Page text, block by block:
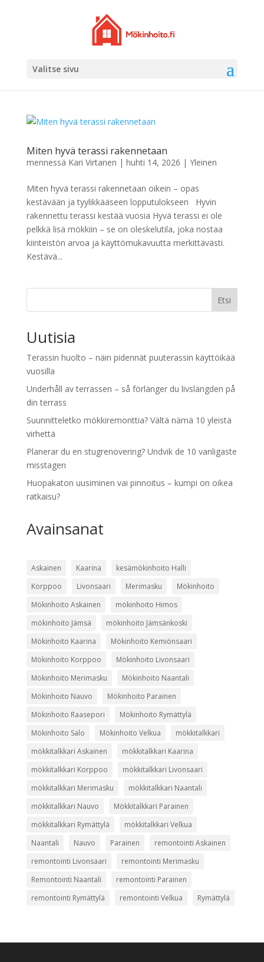
Valitse sivu
Miten hyvä terassi rakennetaan
mennessä Kari Virtanen | huhti 14, 2026 | Yleinen
Miten hyvä terassi rakennetaan oikein – opas
kestävään ja tyylikkääseen lopputulokseen Hyvin
rakennettu terassi kestää vuosia Hyvä terassi ei ole
pelkkä lisä mökkiin – se on oleskelutila, joka nostaa
kiinteistön arvoa ja käyttömukavuutta merkittävästi.
Kestävä...
Etsi
Uutisia
Terassin huolto – näin pidennät puuterassin käyttöikää
vuosilla
Underhåll av terrassen – så förlänger du livslängden på
din terrass
Suunnitteletko mökkiremonttia? Vältä nämä 10 yleistä
virhettä
Planerar du en stugrenovering? Undvik de 10 vanligaste
misstagen
Huopakaton uusiminen vai pinnoitus – kumpi on oikea
ratkaisu?
Avainsanat
Askainen Kaarina
kesämökinhoito Halli
Korppoo
Livonsaari Merimasku
Mökinhoito
Mökinhoito Askainen
mökinhoito Himos
mökinhoito Jämsä
mökinhoito Jämsänkoski
Mökinhoito Kaarina
Mökinhoito Kemiönsaari
Mökinhoito Korppoo
Mökinhoito Livonsaari
Mökinhoito Merimasku
Mökinhoito Naantali
Mökinhoito Nauvo
Mökinhoito Parainen
Mökinhoito Raasepori
Mökinhoito Rymättylä
Mökinhoito Salo
Mökinhoito Velkua
mökkitalkkari
mökkitalkkari Askainen
mökkitalkkari Kaarina
mökkitalkkari Korppoo
mökkitalkkari Livonsaari
mökkitalkkari Merimasku
mökkitalkkari Naantali
mökkitalkkari Nauvo
Mökkitalkkari Parainen
mökkitalkkari Rymättylä
mökkitalkkari Velkua
Naantali
Nauvo Parainen
remontointi Askainen
remontointi Livonsaari
remontointi Merimasku
Remontointi Naantali
remontointi Parainen
remontointi Rymättylä
remontointi Velkua Rymättylä